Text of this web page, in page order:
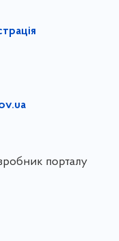
порталу